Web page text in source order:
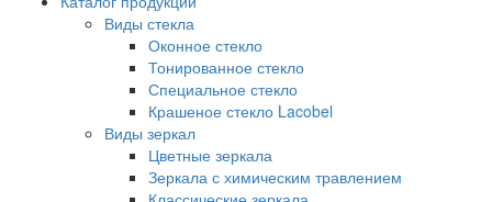
Виды стекла
Оконное стекло
Тонированное стекло
Специальное стекло
Крашеное стекло Lacobel
Виды зеркал
Цветные зеркала
Зеркала с химическим травлением